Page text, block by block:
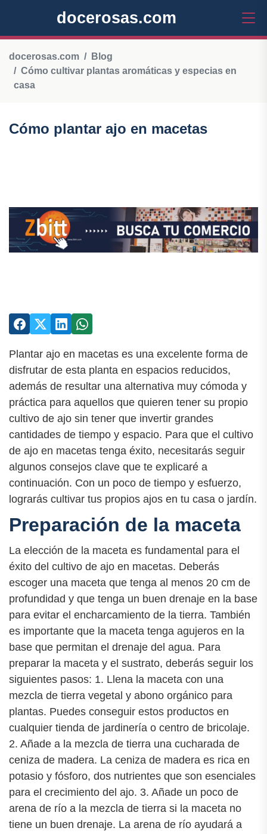
docerosas.com
docerosas.com
Blog
Cómo cultivar plantas aromáticas y especias en
casa
Cómo plantar ajo en macetas
Plantar ajo en macetas es una excelente forma de
disfrutar de esta planta en espacios reducidos,
además de resultar una alternativa muy cómoda y
práctica para aquellos que quieren tener su propio
cultivo de ajo sin tener que invertir grandes
cantidades de tiempo y espacio. Para que el cultivo
de ajo en macetas tenga éxito, necesitarás seguir
algunos consejos clave que te explicaré a
continuación. Con un poco de tiempo y esfuerzo,
lograrás cultivar tus propios ajos en tu casa o jardín.
Preparación de la maceta
La elección de la maceta es fundamental para el
éxito del cultivo de ajo en macetas. Deberás
escoger una maceta que tenga al menos 20 cm de
profundidad y que tenga un buen drenaje en la base
para evitar el encharcamiento de la tierra. También
es importante que la maceta tenga agujeros en la
base que permitan el drenaje del agua. Para
preparar la maceta y el sustrato, deberás seguir los
siguientes pasos: 1. Llena la maceta con una
mezcla de tierra vegetal y abono orgánico para
plantas. Puedes conseguir estos productos en
cualquier tienda de jardinería o centro de bricolaje.
2. Añade a la mezcla de tierra una cucharada de
ceniza de madera. La ceniza de madera es rica en
potasio y fósforo, dos nutrientes que son esenciales
para el crecimiento del ajo. 3. Añade un poco de
arena de río a la mezcla de tierra si la maceta no
tiene un buen drenaje. La arena de río ayudará a